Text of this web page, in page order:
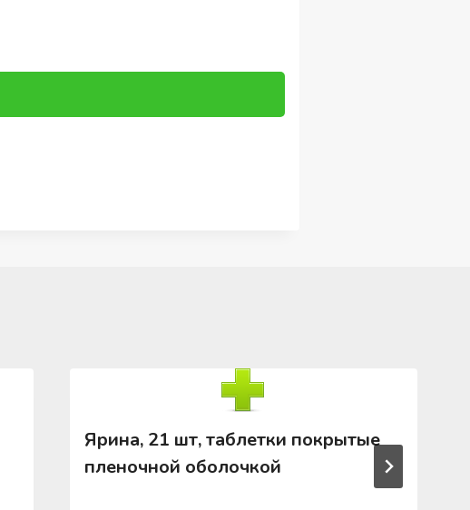
Ярина, 21 шт, таблетки покрытые
пленочной оболочкой